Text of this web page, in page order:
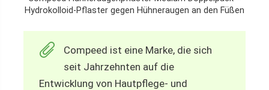
Hydrokolloid-Pflaster gegen Hühneraugen an den Füßen
Compeed ist eine Marke, die sich
seit Jahrzehnten auf die
Entwicklung von Hautpflege- und